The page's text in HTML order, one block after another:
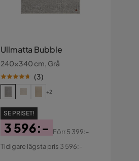
Ullmatta Bubble
240x340 cm, Grå
(3)
+2
SE PRISET!
Pris
3 596:-
Original
Förr5 399:-
Tidigare lägsta pris 3 596:-